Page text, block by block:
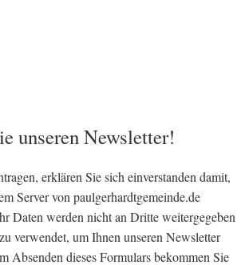
unseren Newsletter!
erklären Sie sich einverstanden damit,
Server von paulgerhardtgemeinde.de
Daten werden nicht an Dritte weitergegeben
verwendet, um Ihnen unseren Newsletter
Absenden dieses Formulars bekommen Sie